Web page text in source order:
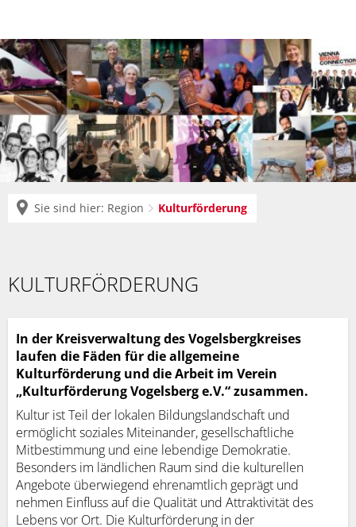
Sie sind hier: Region Kulturförderung
KULTURFÖRDERUNG
In der Kreisverwaltung des Vogelsbergkreises
laufen die Fäden für die allgemeine
Kulturförderung und die Arbeit im Verein
„Kulturförderung Vogelsberg e.V.“ zusammen.
Kultur ist Teil der lokalen Bildungslandschaft und
ermöglicht soziales Miteinander, gesellschaftliche
Mitbestimmung und eine lebendige Demokratie.
Besonders im ländlichen Raum sind die kulturellen
Angebote überwiegend ehrenamtlich geprägt und
nehmen Einfluss auf die Qualität und Attraktivität des
Lebens vor Ort. Die Kulturförderung in der